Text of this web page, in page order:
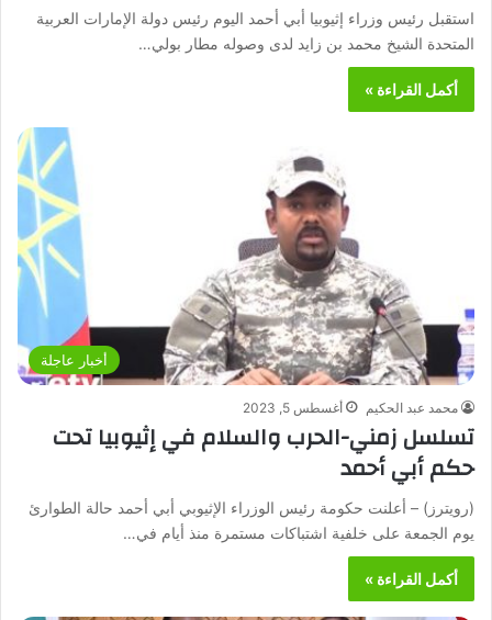
استقبل رئيس وزراء إثيوبيا أبي أحمد اليوم رئيس دولة الإمارات العربية
المتحدة الشيخ محمد بن زايد لدى وصوله مطار بولي…
أكمل القراءة »
أخبار عاجلة
محمد عبد الحكيم أغسطس 5, 2023
تسلسل زمني-الحرب والسلام في إثيوبيا تحت
حكم أبي أحمد
(رويترز) – أعلنت حكومة رئيس الوزراء الإثيوبي أبي أحمد حالة الطوارئ
يوم الجمعة على خلفية اشتباكات مستمرة منذ أيام في…
أكمل القراءة »